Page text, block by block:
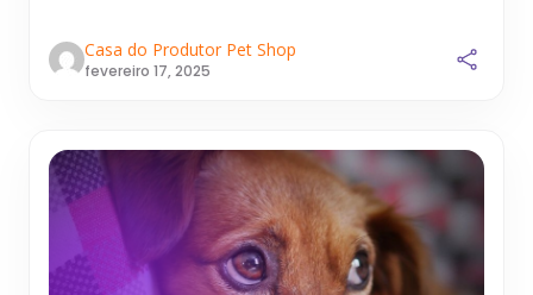
Casa do Produtor Pet Shop
fevereiro 17, 2025